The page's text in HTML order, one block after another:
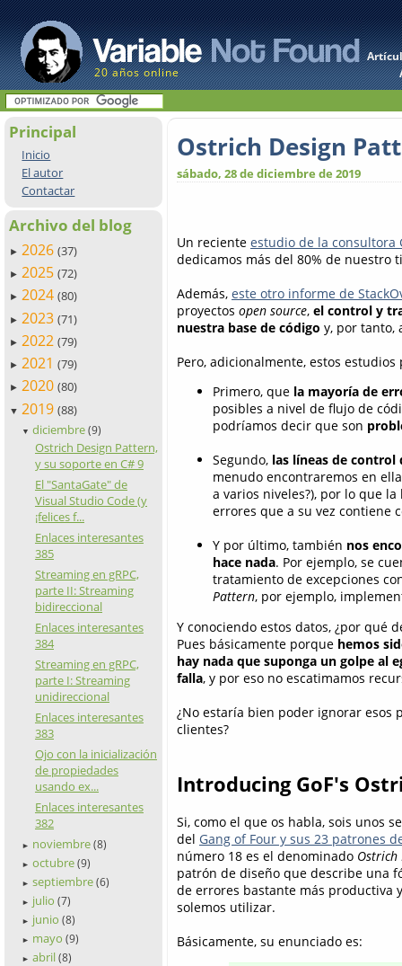
20 años online
Principal
Inicio
El autor
Contactar
Archivo del blog
► 2026 (37)
► 2025 (72)
► 2024 (80)
► 2023 (71)
► 2022 (79)
► 2021 (79)
► 2020 (80)
▼ 2019 (88)
▼ diciembre (9)
Ostrich Design Pattern,
y su soporte en C# 9
El "SantaGate" de
Visual Studio Code (y
¡felices f...
Enlaces interesantes
385
Streaming en gRPC,
parte II: Streaming
bidireccional
Enlaces interesantes
384
Streaming en gRPC,
parte I: Streaming
unidireccional
Enlaces interesantes
383
Ojo con la inicialización
de propiedades
usando ex...
Enlaces interesantes
382
► noviembre (8)
► octubre (9)
► septiembre (6)
► julio (7)
► junio (8)
► mayo (9)
► abril (8)
Ostrich Design
sábado, 28 de diciembre de 2019
Un reciente estudio de la consultora
dedicamos más del 80% de nuestro
Además, este otro informe de
proyectos open source, el control y
nuestra base de código y, por tanto,
Pero, adicionalmente, estos
Primero, que la mayoría de
posibles a nivel de flujo de
podríamos decir que son
Segundo, las líneas de control
menudo encontraremos en
a varios niveles?), por lo que
errores que a su vez contiene
Y por último, también nos
hace nada. Por ejemplo, se
tratamiento de excepciones
Pattern, por ejemplo,
Y conociendo estos datos, ¿por qué
Pues básicamente porque hemos
hay nada que suponga un golpe al
falla, y por eso no escatimamos
¿No estaría bien poder ignorar esos
clientes?
Introducing GoF's
Si, como el que os habla, sois unos
del Gang of Four y sus 23 patrones
número 18 es el denominado
patrón de diseño que describe una
de errores bastante más productiva
solemos utilizar.
Básicamente, su enunciado es: